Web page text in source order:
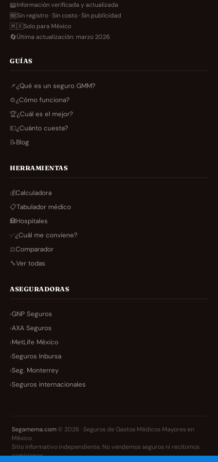
📖Información verificada y actualizada
🆓Sin registro · Sin costo · Sin publicidad
🇲🇽Solo para México
🔄Última actualización: marzo 2026
GUÍAS
📌¿Qué es un seguro GMM?
⚙️¿Cómo funciona?
🏆¿Cuál es el mejor?
💵¿Cuánto cuesta?
📝Blog
HERRAMIENTAS
💰Calculadora
📋Tabulador médico
🏥Hospitales
✅¿Cuál me conviene?
⚖️Comparador
🔧Ver todas
ASEGURADORAS
›GNP Seguros
›AXA Seguros
›MetLife México
›Seguros Inbursa
›Seg. Monterrey
›Seguros internacionales
Segamema.com © 2026 · Seguros de Gastos Médicos Mayores en
México.
Sitio informativo independiente. No vendemos seguros ni recibimos
comisiones.